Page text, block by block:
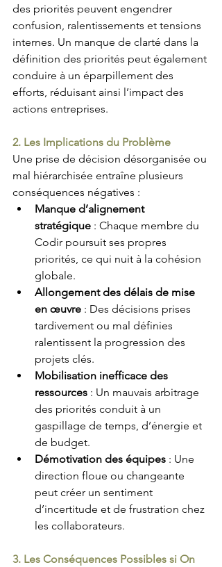
des priorités peuvent engendrer
confusion, ralentissements et tensions
internes. Un manque de clarté dans la
définition des priorités peut également
conduire à un éparpillement des
efforts, réduisant ainsi l’impact des
actions entreprises.
2. Les Implications du Problème
Une prise de décision désorganisée ou
mal hiérarchisée entraîne plusieurs
conséquences négatives :
Manque d’alignement
stratégique : Chaque membre du
Codir poursuit ses propres
priorités, ce qui nuit à la cohésion
globale.
Allongement des délais de mise
en œuvre : Des décisions prises
tardivement ou mal définies
ralentissent la progression des
projets clés.
Mobilisation inefficace des
ressources : Un mauvais arbitrage
des priorités conduit à un
gaspillage de temps, d’énergie et
de budget.
Démotivation des équipes : Une
direction floue ou changeante
peut créer un sentiment
d’incertitude et de frustration chez
les collaborateurs.
3. Les Conséquences Possibles si On